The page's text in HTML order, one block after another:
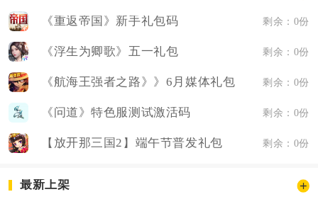
《重返帝国》新手礼包码 剩余：0份
《浮生为卿歌》五一礼包 剩余：0份
《航海王强者之路》》6月媒体礼包 剩余：0份
《问道》特色服测试激活码 剩余：0份
【放开那三国2】端午节普发礼包 剩余：0份
最新上架